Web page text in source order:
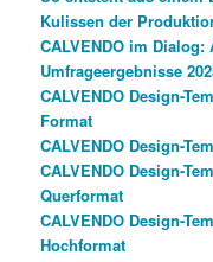
Kulissen der
CALVENDO im
Umfrageergebnisse
CALVENDO Design-
Format
CALVENDO Design-
CALVENDO Design-
Querformat
CALVENDO Design-
Hochformat